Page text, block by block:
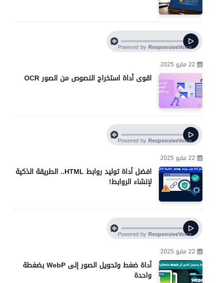
22 مايو 2025
اقوى أداة استخراج النصوص من الصور OCR
22 مايو 2025
افضل أداة توليد روابط HTML.. الطريقة الذكية
لإنشاء الروابط!
22 مايو 2025
أداة ضغط وتحويل الصور إلى WebP بضغطة
واحدة